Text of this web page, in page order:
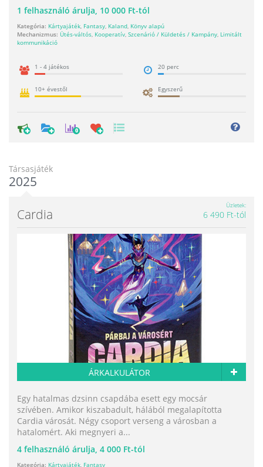
1 felhasználó árulja, 10 000 Ft-tól
Kategória: Kártyajáték, Fantasy, Kaland, Könyv alapú
Mechanizmus: Ütés-váltós, Kooperatív, Szcenárió / Küldetés / Kampány, Limitált
kommunikáció
1 - 4 játékos 20 perc
10+ évestől Egyszerű
0
Társasjáték
2025
Cardia
Üzletek
6 490 Ft-tól
ÁRKALKULÁTOR
Egy hatalmas dzsinn csapdába esett egy mocsár
szívében. Amikor kiszabadult, hálából megalapította
Cardia városát. Négy csoport verseng a városban a
hatalomért. Aki megnyeri a...
4 felhasználó árulja, 4 000 Ft-tól
Kategória: Kártyajáték, Fantasy